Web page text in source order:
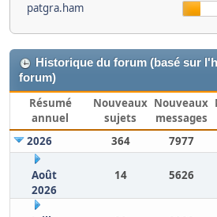
patgra.ham
Historique du forum (basé sur
forum)
Résumé
annuel
Nouveaux
sujets
Nouveaux
messages
2026
364 7977
Août
2026
14 5626